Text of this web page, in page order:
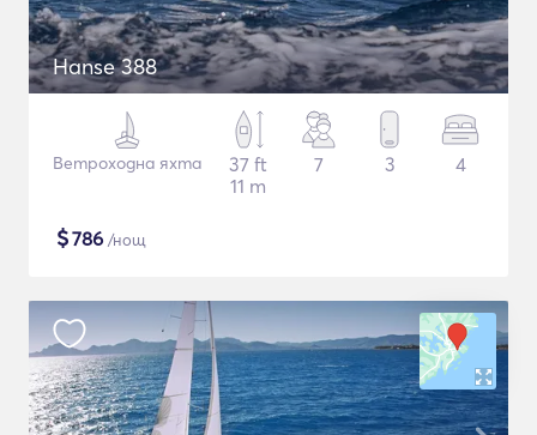
Hanse 388
Ветроходна яхта
37 ft
11 m
7 3 4
$786 /нощ